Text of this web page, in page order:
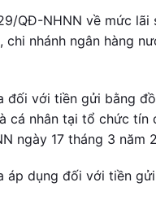
QĐ-NHNN về mức
nhánh ngân hàng
đối với tiền gửi bằng
cá nhân tại tổ chức
ngày 17 tháng 3 năm
áp dụng đối với tiền